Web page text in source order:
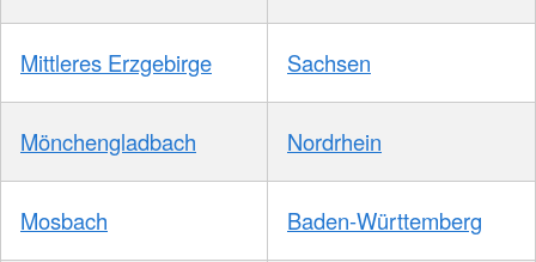
Mittleres Erzgebirge Sachsen
Mönchengladbach Nordrhein
Mosbach Baden-Württemberg